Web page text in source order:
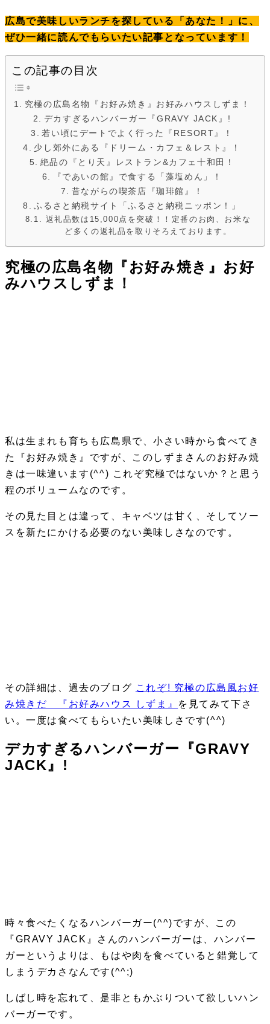
広島で美味しいランチを探している「あなた！」に、
ぜひ一緒に読んでもらいたい記事となっています！
この記事の目次
究極の広島名物『お好み焼き』お好みハウスしずま！
デカすぎるハンバーガー『GRAVY JACK』!
若い頃にデートでよく行った『RESORT』！
少し郊外にある『ドリーム・カフェ＆レスト』！
絶品の『とり天』レストラン&カフェ十和田！
『であいの館』で食する「藻塩めん」！
昔ながらの喫茶店『珈琲館』！
ふるさと納税サイト「ふるさと納税ニッポン！」
返礼品数は15,000点を突破！！定番のお肉、お米な
ど多くの返礼品を取りそろえております。
究極の広島名物『お好み焼き』お好
みハウスしずま！
私は生まれも育ちも広島県で、小さい時から食べてき
た『お好み焼き』ですが、このしずまさんのお好み焼
きは一味違います(^^) これぞ究極ではないか？と思う
程のボリュームなのです。
その見た目とは違って、キャベツは甘く、そしてソー
スを新たにかける必要のない美味しさなのです。
その詳細は、過去のブログ これぞ! 究極の広島風お好
み焼きだ 『お好みハウス しずま』
を見てみて下さ
い。一度は食べてもらいたい美味しさです(^^)
デカすぎるハンバーガー『GRAVY
JACK』!
時々食べたくなるハンバーガー(^^)ですが、この
『GRAVY JACK』さんのハンバーガーは、ハンバー
ガーというよりは、もはや肉を食べていると錯覚して
しまうデカさなんです(^^;)
しばし時を忘れて、是非ともかぶりついて欲しいハン
バーガーです。